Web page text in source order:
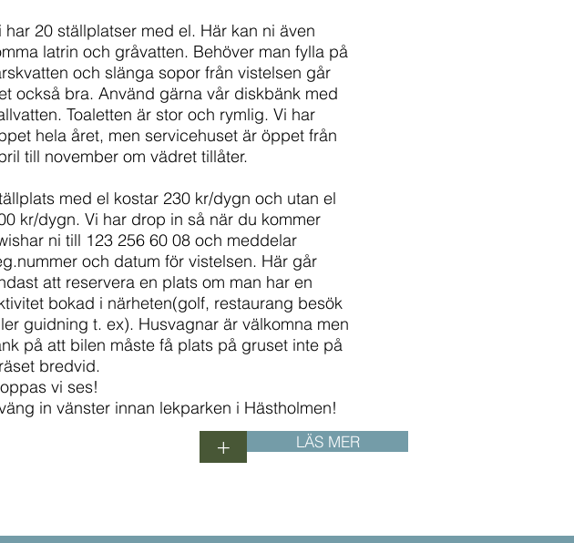
har 20 ställplatser med el. Här kan ni även
latrin och gråvatten. Behöver man fylla på
och slänga sopor från vistelsen går
också bra. Använd gärna vår diskbänk med
Toaletten är stor och rymlig. Vi har
hela året, men servicehuset är öppet från
till november om vädret tillåter.
med el kostar 230 kr/dygn och utan el
kr/dygn. Vi har drop in så när du kommer
ni till 123 256 60 08 och meddelar
och datum för vistelsen. Här går
att reservera en plats om man har en
bokad i närheten(golf, restaurang besök
guidning t. ex). Husvagnar är välkomna men
på att bilen måste få plats på gruset inte på
bredvid.
vi ses!
in vänster innan lekparken i Hästholmen!
+ LÄS MER